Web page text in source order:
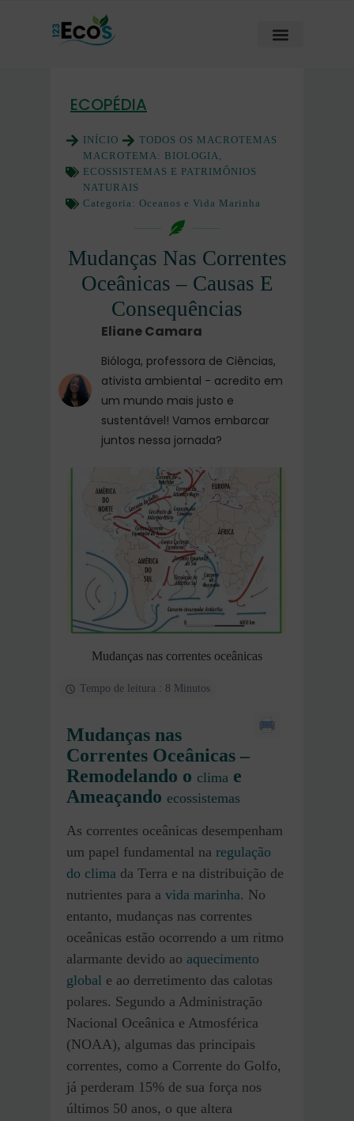
ECOPÉDIA
INÍCIO
TODOS OS MACROTEMAS
MACROTEMA: BIOLOGIA,
ECOSSISTEMAS E PATRIMÔNIOS
NATURAIS
Categoria: Oceanos e Vida Marinha
Mudanças Nas Correntes
Oceânicas – Causas E
Consequências
Eliane Camara
Bióloga, professora de Ciências,
ativista ambiental - acredito em
um mundo mais justo e
sustentável! Vamos embarcar
juntos nessa jornada?
Mudanças nas correntes oceânicas
Tempo de leitura : 8 Minutos
Mudanças nas
Correntes Oceânicas –
Remodelando o clima e
Ameaçando ecossistemas
As correntes oceânicas desempenham
um papel fundamental na regulação
do clima da Terra e na distribuição de
nutrientes para a vida marinha. No
entanto, mudanças nas correntes
oceânicas estão ocorrendo a um ritmo
alarmante devido ao aquecimento
global e ao derretimento das calotas
polares. Segundo a Administração
Nacional Oceânica e Atmosférica
(NOAA), algumas das principais
correntes, como a Corrente do Golfo,
já perderam 15% de sua força nos
últimos 50 anos, o que altera